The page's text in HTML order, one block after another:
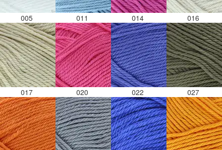
005 011 014 016
017 020 022 027